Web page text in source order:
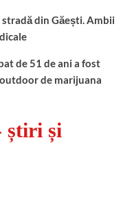
din Găești. Ambii
de 51 de ani a fost
de marijuana
știri și